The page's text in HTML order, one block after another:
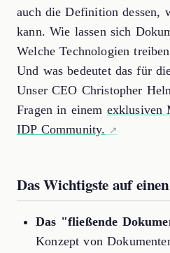
auch die Definition dessen,
kann. Wie lassen sich
Welche Technologien
Und was bedeutet das für
Unser CEO Christopher
Fragen in einem exklusiven
IDP Community.
Das Wichtigste auf
Das "fließende
Konzept von